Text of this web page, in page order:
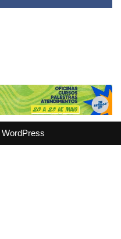
WordPress